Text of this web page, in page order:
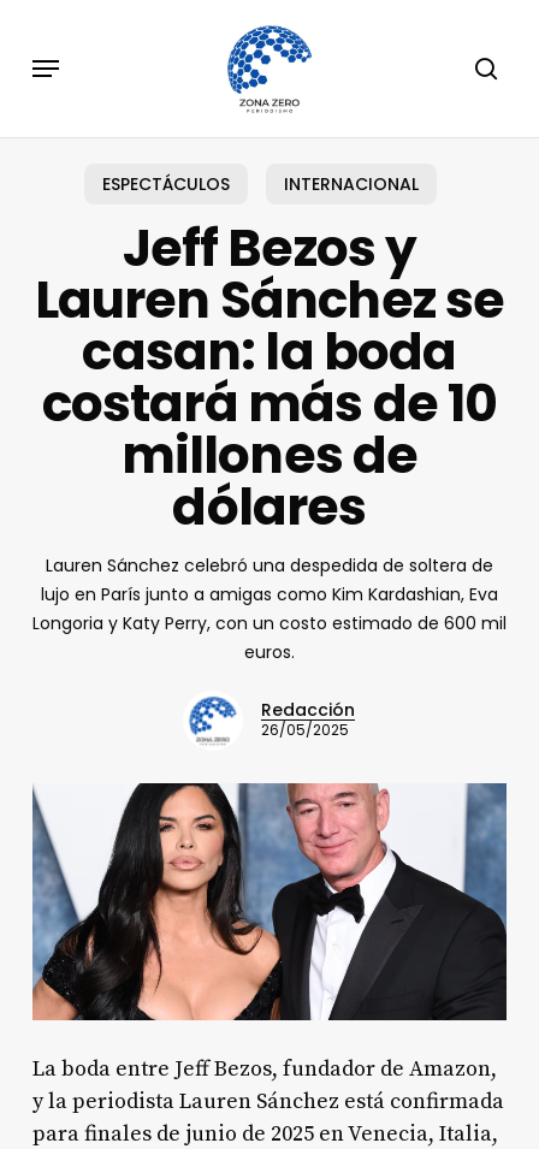
main
Menu
ESPECTÁCULOS INTERNACIONAL
Jeff Bezos y
Lauren Sánchez se
casan: la boda
costará más de 10
millones de
dólares
Lauren Sánchez celebró una despedida de soltera de
lujo en París junto a amigas como Kim Kardashian, Eva
Longoria y Katy Perry, con un costo estimado de 600 mil
euros.
Redacción
26/05/2025
La boda entre Jeff Bezos, fundador de Amazon,
y la periodista Lauren Sánchez está confirmada
para finales de junio de 2025 en Venecia, Italia,